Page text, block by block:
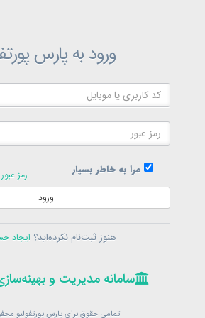
ورود به پارس
مرا به خاطر بسپار
رمز
ورود
هنوز ثبت‌نام نکرده‌اید؟ ایجاد
سامانه مدیریت و
تمامی حقوق برای پارس پورتفولیو
ثبت‌نام پارس
ثبت‌نام
در حال حاضر عضو هستید؟فرم
سامانه مدیریت و
بازیابی رمز پارس
در حال حاضر عضو هستید؟
سامانه مدیریت و
تمامی حقوق برای پارس پورتفولیو